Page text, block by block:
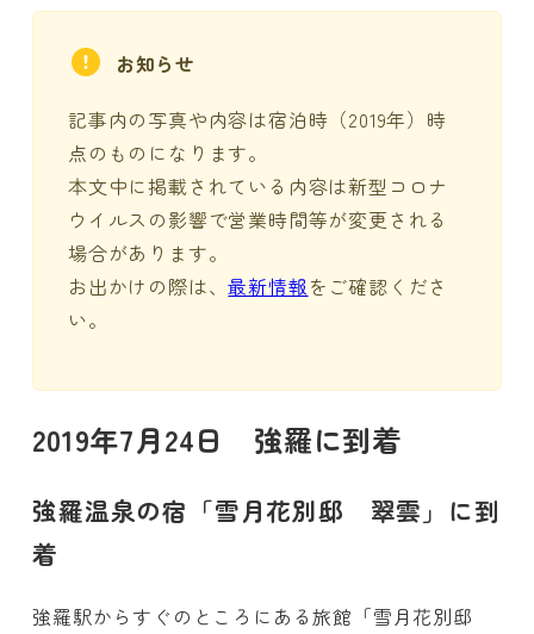
お知らせ
記事内の写真や内容は宿泊時（2019年）時
点のものになります。
本文中に掲載されている内容は新型コロナ
ウイルスの影響で営業時間等が変更される
場合があります。
お出かけの際は、最新情報をご確認くださ
い。
2019年7月24日 強羅に到着
強羅温泉の宿「雪月花別邸 翠雲」に到
着
強羅駅からすぐのところにある旅館「雪月花別邸